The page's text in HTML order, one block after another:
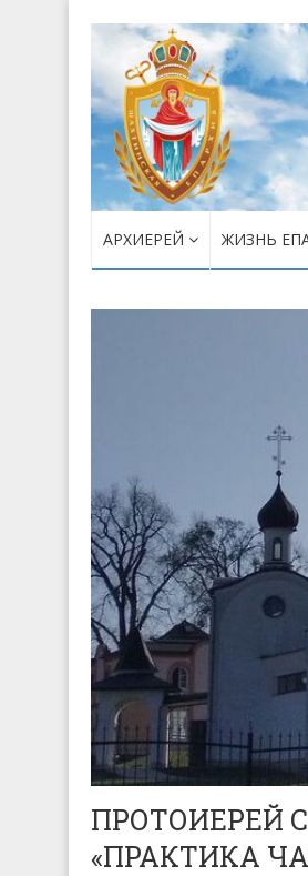
АРХИЕРЕЙ ЖИЗНЬ
ПРОТОИЕРЕЙ
«ПРАКТИКА